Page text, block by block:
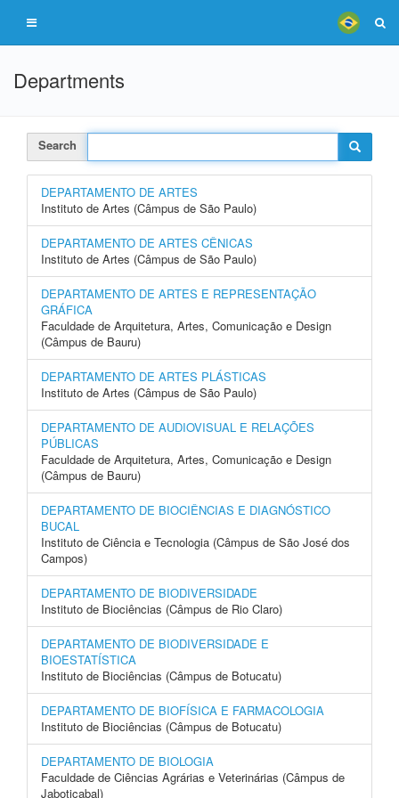
Departments
Search
DEPARTAMENTO DE ARTES
Instituto de Artes (Câmpus de São Paulo)
DEPARTAMENTO DE ARTES CÊNICAS
Instituto de Artes (Câmpus de São Paulo)
DEPARTAMENTO DE ARTES E REPRESENTAÇÃO
GRÁFICA
Faculdade de Arquitetura, Artes, Comunicação e Design
(Câmpus de Bauru)
DEPARTAMENTO DE ARTES PLÁSTICAS
Instituto de Artes (Câmpus de São Paulo)
DEPARTAMENTO DE AUDIOVISUAL E RELAÇÕES
PÚBLICAS
Faculdade de Arquitetura, Artes, Comunicação e Design
(Câmpus de Bauru)
DEPARTAMENTO DE BIOCIÊNCIAS E DIAGNÓSTICO
BUCAL
Instituto de Ciência e Tecnologia (Câmpus de São José dos
Campos)
DEPARTAMENTO DE BIODIVERSIDADE
Instituto de Biociências (Câmpus de Rio Claro)
DEPARTAMENTO DE BIODIVERSIDADE E
BIOESTATÍSTICA
Instituto de Biociências (Câmpus de Botucatu)
DEPARTAMENTO DE BIOFÍSICA E FARMACOLOGIA
Instituto de Biociências (Câmpus de Botucatu)
DEPARTAMENTO DE BIOLOGIA
Faculdade de Ciências Agrárias e Veterinárias (Câmpus de
Jaboticabal)